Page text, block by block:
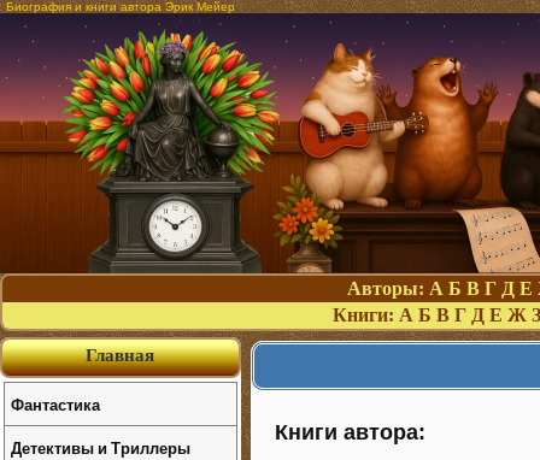
Биография и книги автора Эрик Мейер
Авторы: А Б В Г Д Е
Книги: А Б В Г Д Е Ж З
Книги автора:
Главная
Фантастика
Детективы и Триллеры